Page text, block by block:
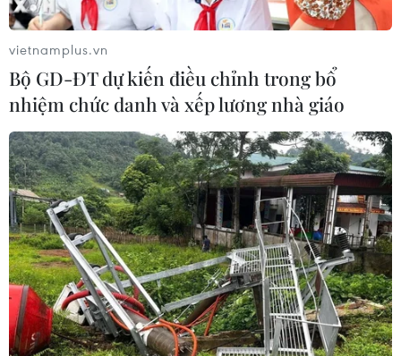
Với một chiếc mũ rộng vành, bạn có thể chọn kiểu tóc tết nên
thơ như những cô tiểu thư nước Pháp. Bện tóc ôm vòng quanh
đầu mang vẻ đẹp cổ điển mà gọn gàng, không vướng víu, tạo
cơ hội để bạn khoe chiếc cổ cao trắng ngần.
vietnamplus.vn
Bộ GD-ĐT dự kiến điều chỉnh trong bổ
nhiệm chức danh và xếp lương nhà giáo